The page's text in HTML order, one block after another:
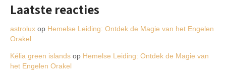
Laatste reacties
astrolux op Hemelse Leiding: Ontdek de Magie van het Engelen
Orakel
Kélia green islands op Hemelse Leiding: Ontdek de Magie van
het Engelen Orakel